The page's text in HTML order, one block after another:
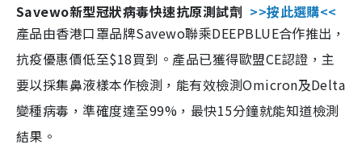
Savewo新型冠狀病毒快速抗原測試劑 >>按此選購<<
產品由香港口罩品牌Savewo聯乘DEEPBLUE合作推出，
抗疫優惠價低至$18買到。產品已獲得歐盟CE認證，主
要以採集鼻液樣本作檢測，能有效檢測Omicron及Delta
變種病毒，準確度達至99%，最快15分鐘就能知道檢測
結果。